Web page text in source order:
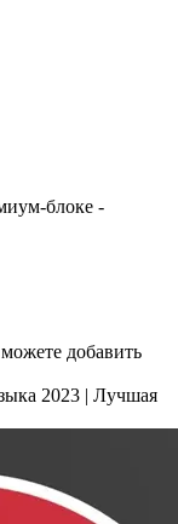
блоке -
добавить
2023 | Лучшая